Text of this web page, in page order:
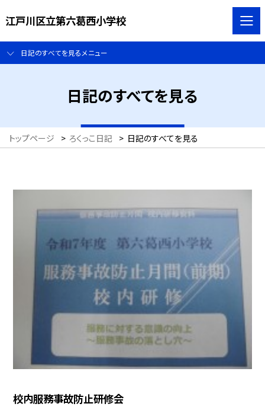
江戸川区立第六葛西小学校
日記のすべてを見るメニュー
日記のすべてを見る
トップページ > ろくっこ日記 > 日記のすべてを見る
校内服務事故防止研修会